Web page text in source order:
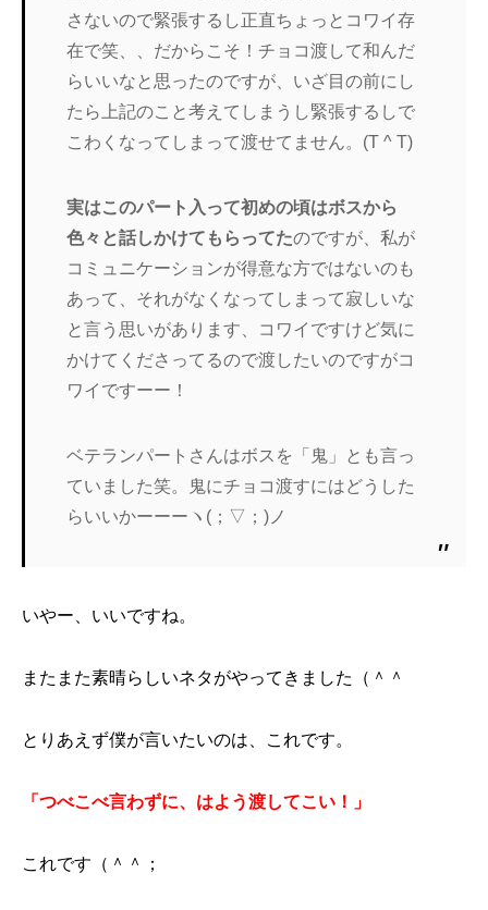
さないので緊張するし正直ちょっとコワイ存
在で笑、、だからこそ！チョコ渡して和んだ
らいいなと思ったのですが、いざ目の前にし
たら上記のこと考えてしまうし緊張するしで
こわくなってしまって渡せてません。(T ^ T)
実はこのパート入って初めの頃はボスから
色々と話しかけてもらってたのですが、私が
コミュニケーションが得意な方ではないのも
あって、それがなくなってしまって寂しいな
と言う思いがあります、コワイですけど気に
かけてくださってるので渡したいのですがコ
ワイですーー！
ベテランパートさんはボスを「鬼」とも言っ
ていました笑。鬼にチョコ渡すにはどうした
らいいかーーーヽ(；▽；)ノ
いやー、いいですね。
またまた素晴らしいネタがやってきました（＾＾
とりあえず僕が言いたいのは、これです。
「つべこべ言わずに、はよう渡してこい！」
これです（＾＾；